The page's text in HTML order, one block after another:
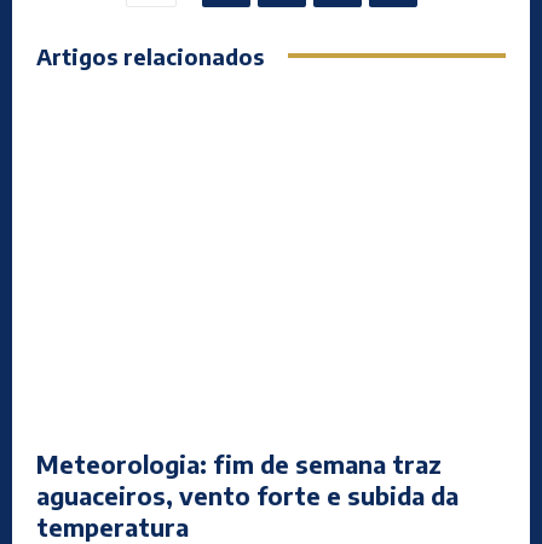
Artigos relacionados
Meteorologia: fim de semana traz
aguaceiros, vento forte e subida da
temperatura